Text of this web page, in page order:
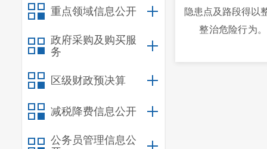
重点领域信息公开
政府采购及购买服
务
区级财政预决算
减税降费信息公开
公务员管理信息公
隐患点及路段得以
整治危险行为。
制止。